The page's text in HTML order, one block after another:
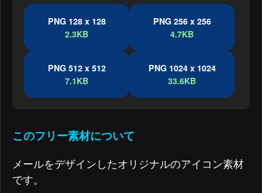
PNG 128 x 128
2.3KB
PNG 256 x 256
4.7KB
PNG 512 x 512
7.1KB
PNG 1024 x 1024
33.6KB
このフリー素材について
メールをデザインしたオリジナルのアイコン素材
です。